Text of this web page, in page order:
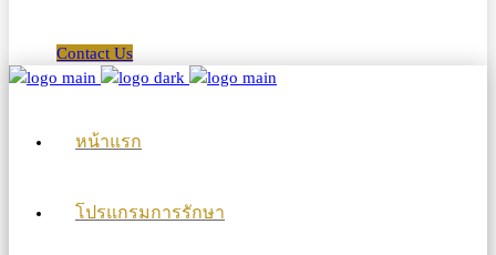
Contact Us
หน้าแรก
โปรแกรมการรักษา